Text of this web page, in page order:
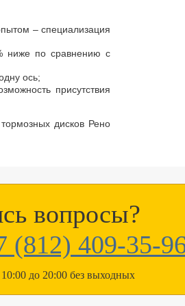
– специализация
ниже по сравнению с
ось;
присутствия
дисков Рено
вопросы?
(812) 409-35-
до 20:00 без выходных